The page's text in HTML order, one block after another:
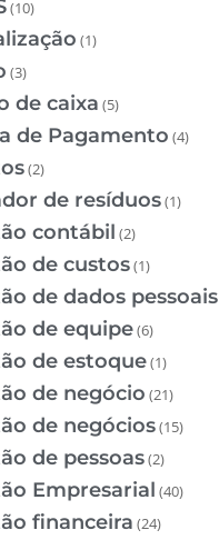
(10)
(1)
(3)
de caixa (5)
de Pagamento (4)
(2)
de resíduos(1)
contábil (2)
de custos(1)
de dados pessoais
de equipe(6)
de estoque(1)
de negócio (21)
de negócios(15)
de pessoas(2)
Empresarial (40)
financeira (24)